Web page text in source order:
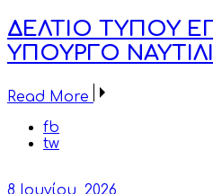
ΔΕΛΤΙΟ ΤΥΠΟΥ
ΥΠΟΥΡΓΟ
Read More
fb
tw
8 Ιουνίου, 2026